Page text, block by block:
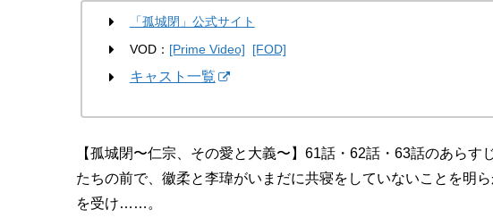
「孤城閉」公式サイト
VOD： [Prime Video] [FOD]
キャスト一覧
【孤城閉〜仁宗、その愛と大義〜】61話・62話・63話のあら
たちの前で、徽柔と李瑋がいまだに共寝をしていないことを明
を受け……。